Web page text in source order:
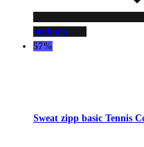
souhaits
57%
Sweat zipp basic Tennis